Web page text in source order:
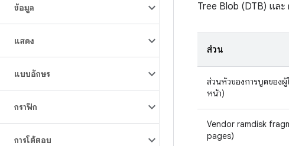
ข้อมูล
แสดง
แบบอักษร
กราฟิก
การโต้ตอบ
Tree Blob (DTB) และ
ส่วน
ส่วนหัวของการบูตของ
หน้า)
Vendor ramdisk
pages)